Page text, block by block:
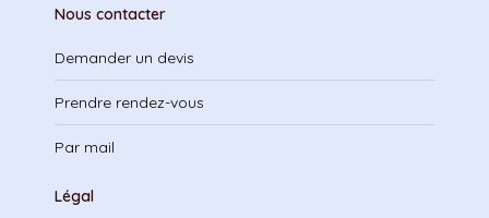
Nous contacter
Demander un devis
Prendre rendez-vous
Par mail
Légal